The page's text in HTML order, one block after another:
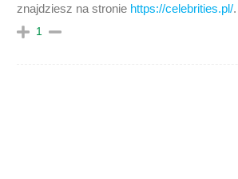
znajdziesz na stronie https://celebrities.pl/.
1